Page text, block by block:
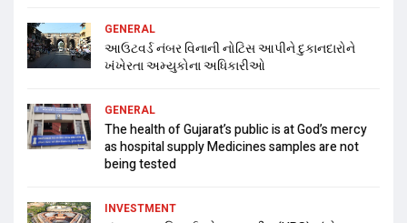
GENERAL
આઉટવર્ડ નંબર વિનાની નોટિસ આપીને દુકાનદારોને
ખંખેરતા અમ્યુકોના અધિકારીઓ
GENERAL
The health of Gujarat’s public is at God’s mercy
as hospital supply Medicines samples are not
being tested
INVESTMENT